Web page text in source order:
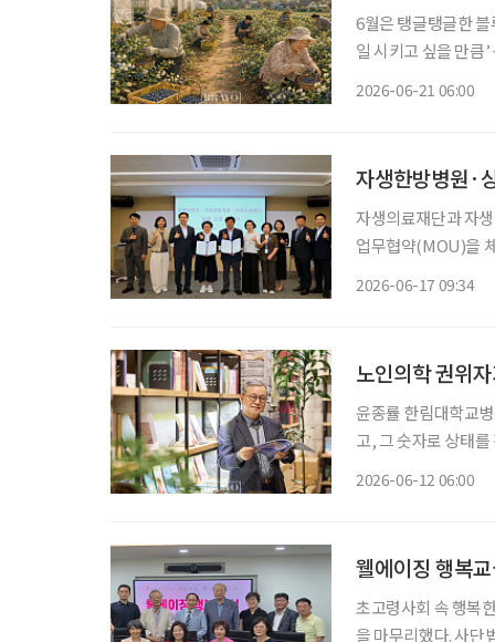
6월은 탱글탱글한
일 시키고 싶을 만큼’ 농장
2026-06-21 06:00
자생한방병원·
자생의료재단과 자
업무협약(MOU)을 체결했다. 경기도 성남시 자생메디바이오센
2026-06-17 09:34
노인의학 권위
윤종률 한림대학교병원 명예
고, 그 숫자로 상태
2026-06-12 06:00
웰에이징 행복
초고령사회 속 행복
을 마무리했다. 사단법인 동아노인복지연구소가 주최하고 이투데이피엔씨의 시니어 매거진